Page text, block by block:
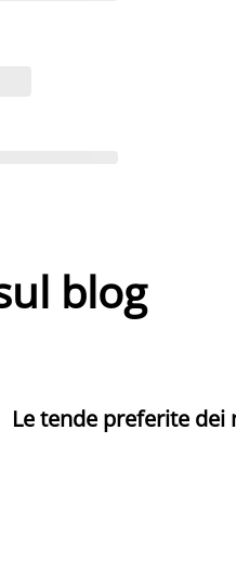
blog
Le tende preferite dei